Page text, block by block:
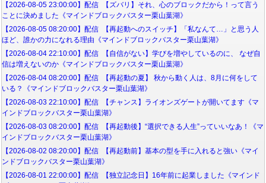
【2026-08-05 23:00:00】配信 【ズバリ】それ、心のブロックだから！って言う
ことに決めました《マインドブロックバスター栗山葉湖》
【2026-08-05 08:20:00】配信 【再起動へのスイッチ】「私なんて…」と思う人
ほど、誰かの力になれる理由《マインドブロックバスター栗山葉湖》
【2026-08-04 22:10:00】配信 【自信がない】学びを増やしているのに、 なぜ自
信は増えないのか《マインドブロックバスター栗山葉湖》
【2026-08-04 08:20:00】配信 【再起動の夏】 秋から動く人は、8月に何をして
いる？《マインドブロックバスター栗山葉湖》
【2026-08-03 22:10:00】配信 【チャンス】ライオンズゲートが開いてます《マ
インドブロックバスター栗山葉湖》
【2026-08-03 08:20:00】配信 【再起動後】“選択できる人生”っていいなあ！《マ
インドブロックバスター栗山葉湖》
【2026-08-02 08:20:00】配信 【再起動前】基本の型を手に入れると強い《マイ
ンドブロックバスター栗山葉湖》
【2026-08-01 22:00:00】配信 【独立記念日】16年前に起業しました《マインド